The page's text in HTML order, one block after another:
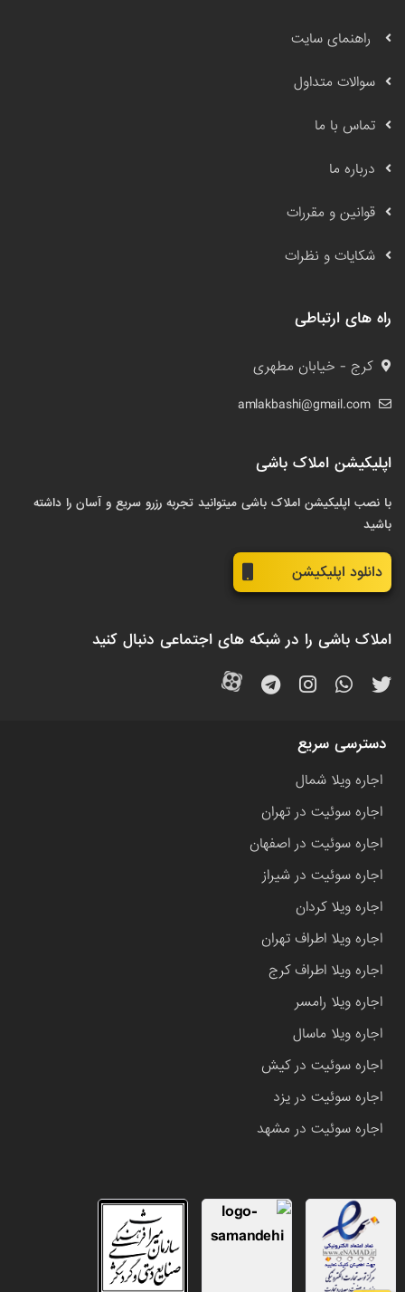
راهنمای سایت
سوالات متداول
تماس با ما
درباره ما
قوانین و مقررات
شکایات و نظرات
راه های ارتباطی
کرج - خیابان مطهری
amlakbashi@gmail.com
اپلیکیشن املاک باشی
با نصب اپلیکیشن املاک باشی میتوانید تجربه رزرو سریع و آسان را داشته
باشید
دانلود اپلیکیشن
املاک باشی را در شبکه های اجتماعی دنبال کنید
دسترسی سریع
اجاره ویلا شمال
اجاره سوئیت در تهران
اجاره سوئیت در اصفهان
اجاره سوئیت در شیراز
اجاره ویلا کردان
اجاره ویلا اطراف تهران
اجاره ویلا اطراف کرج
اجاره ویلا رامسر
اجاره ویلا ماسال
اجاره سوئیت در کیش
اجاره سوئیت در یزد
اجاره سوئیت در مشهد